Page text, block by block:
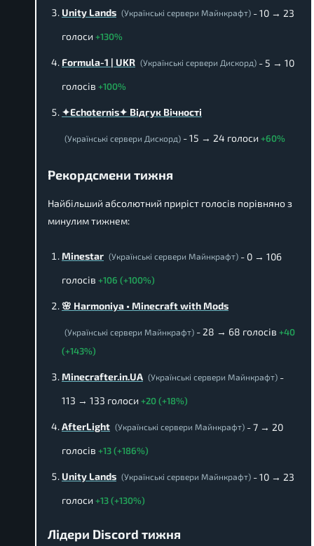
Unity Lands (Українські сервери Майнкрафт) - 10 → 23
голоси +130%
Formula-1 | UKR (Українські сервери Дискорд) - 5 → 10
голосів +100%
✦Echoternis✦ Відгук Вічності
(Українські сервери Дискорд) - 15 → 24 голоси +60%
Рекордсмени тижня
Найбільший абсолютний приріст голосів порівняно з
минулим тижнем:
Minestar (Українські сервери Майнкрафт) - 0 → 106
голосів +106 (+100%)
🌸 Harmoniya • Minecraft with Mods
(Українські сервери Майнкрафт) - 28 → 68 голосів +40
(+143%)
Minecrafter.in.UA (Українські сервери Майнкрафт) -
113 → 133 голоси +20 (+18%)
AfterLight (Українські сервери Майнкрафт) - 7 → 20
голосів +13 (+186%)
Unity Lands (Українські сервери Майнкрафт) - 10 → 23
голоси +13 (+130%)
Лідери Discord тижня